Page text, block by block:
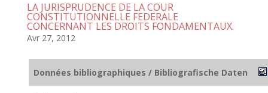
LA JURISPRUDENCE DE LA COUR
CONSTITUTIONNELLE FEDERALE
CONCERNANT LES DROITS FONDAMENTAUX.
Avr 27, 2012
Données bibliographiques / Bibliografische Daten